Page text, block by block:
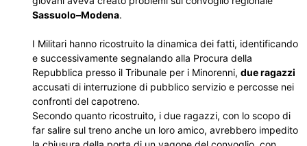
Sassuolo–Modena.
I Militari hanno ricostruito la dinamica dei fatti, identificando
e successivamente segnalando alla Procura della
Repubblica presso il Tribunale per i Minorenni, due ragazzi
accusati di interruzione di pubblico servizio e percosse nei
confronti del capotreno.
Secondo quanto ricostruito, i due ragazzi, con lo scopo di
far salire sul treno anche un loro amico, avrebbero impedito